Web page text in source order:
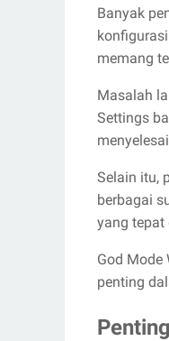
Banyak
memang
Masalah
Settings
Selain itu,
berbagai
yang tepat
God Mode
penting